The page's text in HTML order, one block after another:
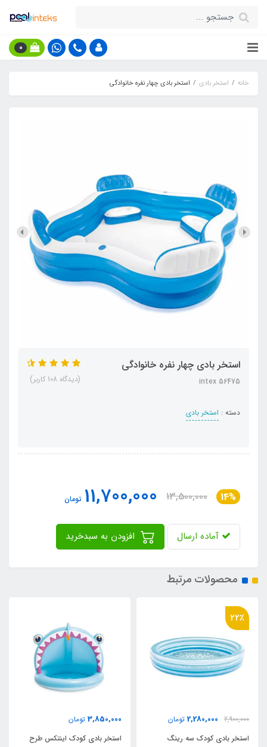
0
خانه استخر بادی استخر بادی چهار نفره خانوادگی
استخر بادی چهار نفره خانوادگی
intex 56475
دسته : استخر بادی
(دیدگاه 108 کاربر)
14%
13,500,000
11,700,000 تومان
آماده ارسال
محصولات مرتبط
3,850,000 تومان
استخر بادی کودک اینتکس طرح
3,400,000
استخر بادی سه رینگ کودک